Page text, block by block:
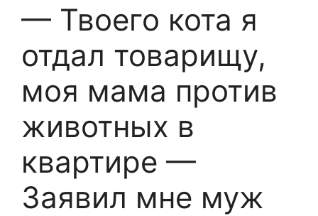
— Твоего кота я
отдал товарищу,
моя мама против
животных в
квартире —
Заявил мне муж